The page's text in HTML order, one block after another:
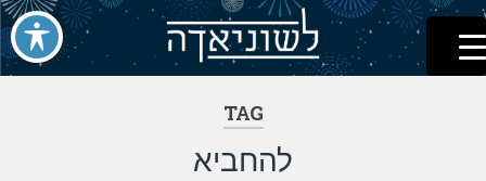
דלג
לתוכן
לשוניאדה
עברית. לשון. שפה
TAG
להחביא